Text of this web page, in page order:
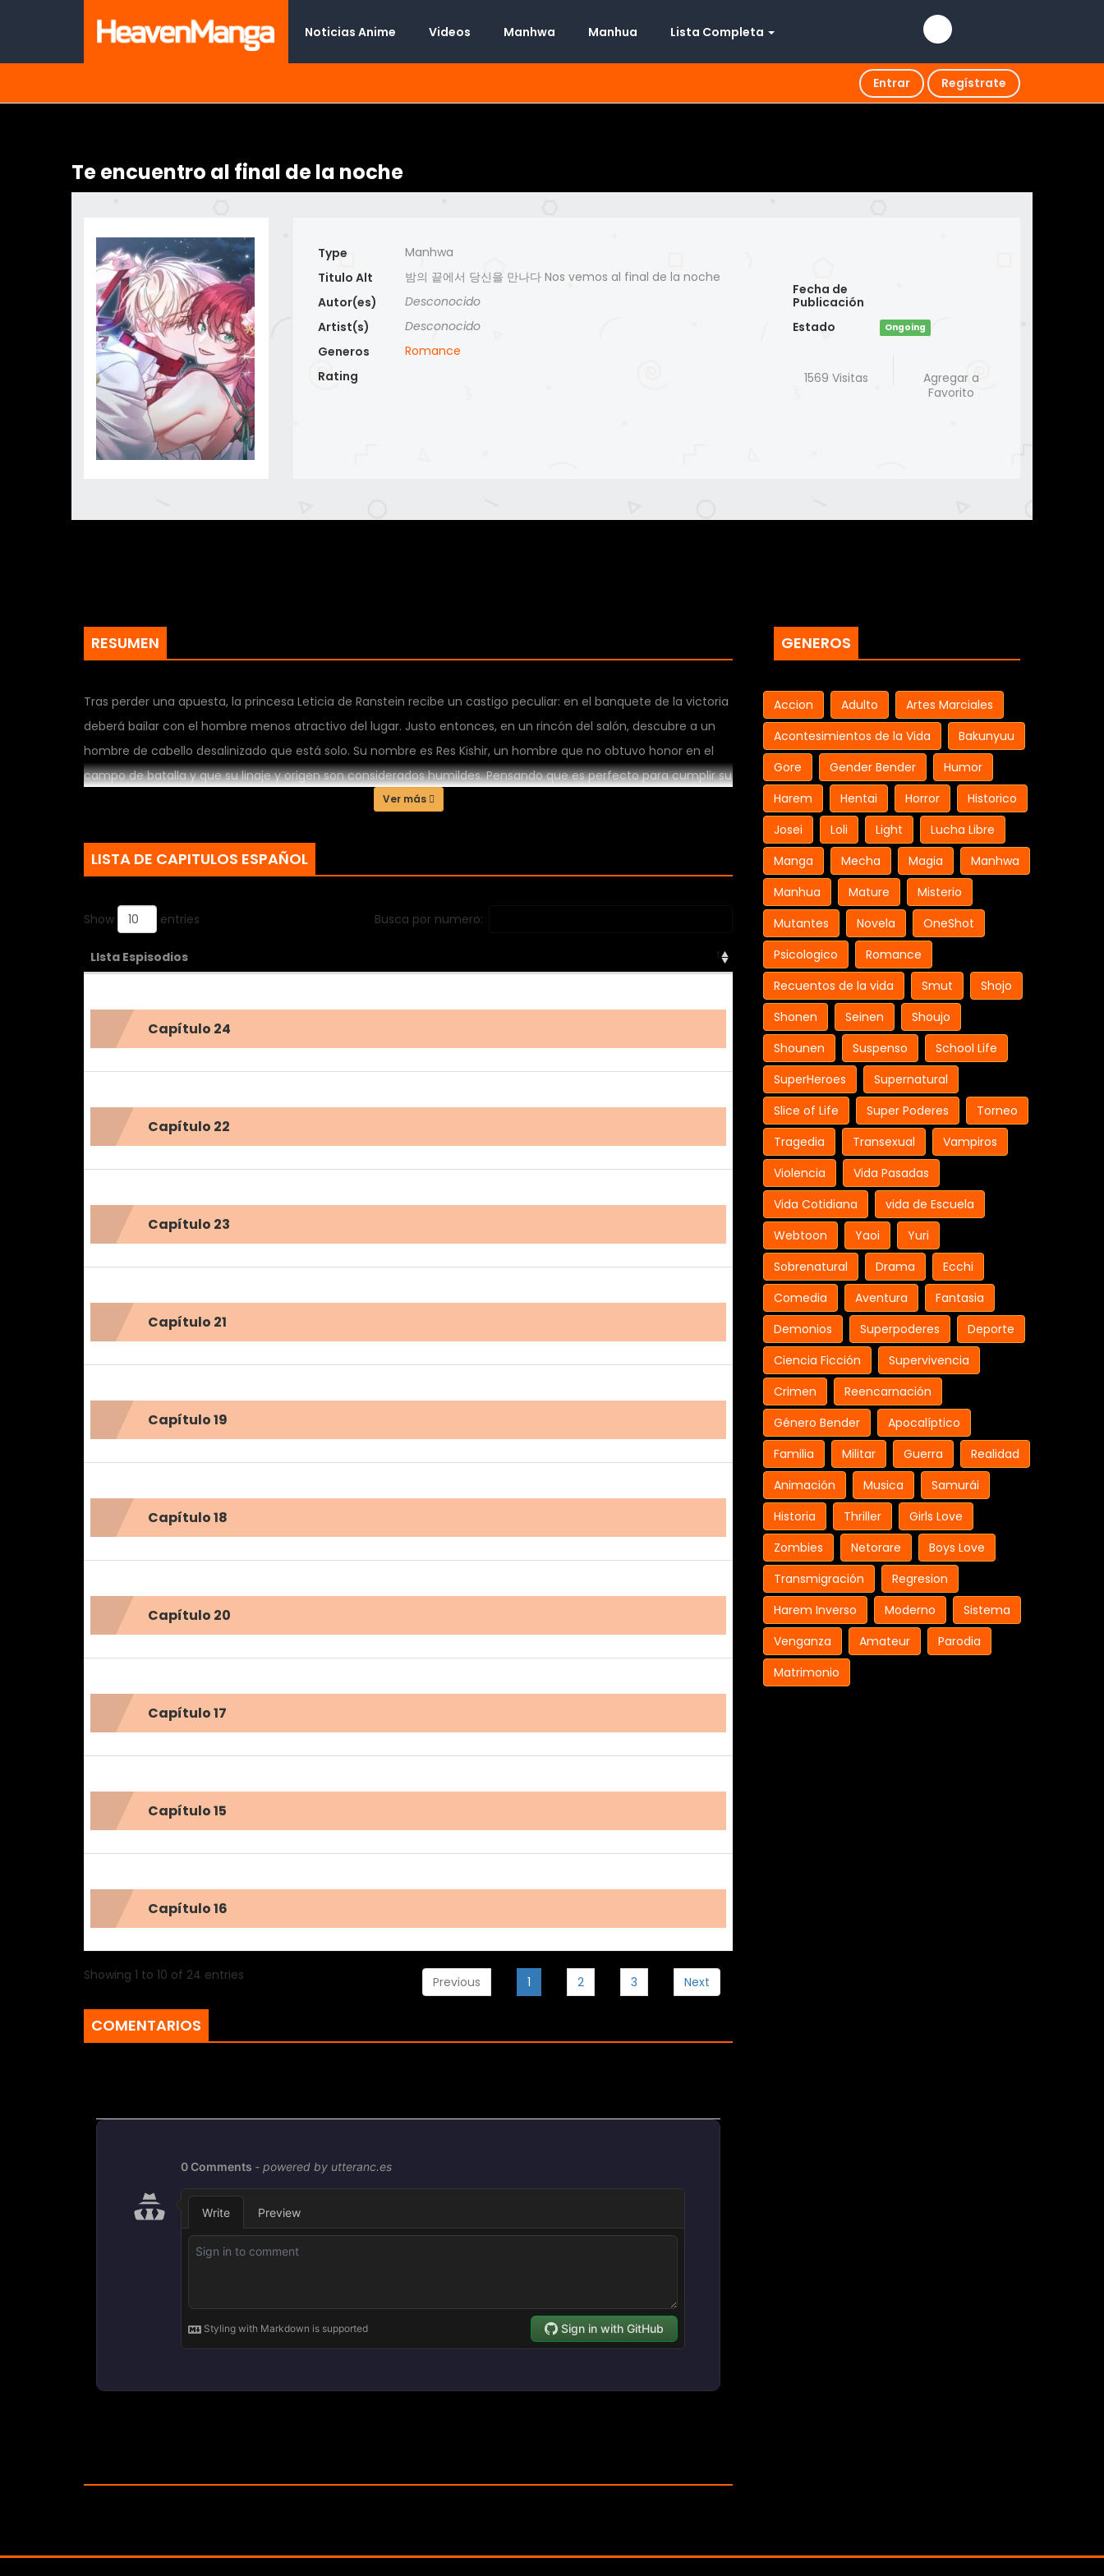
Noticias Anime Videos Manhwa Manhua Lista Completa
Entrar Regístrate
Te encuentro al final de la noche
Type
Manhwa
Titulo Alt
밤의 끝에서 당신을 만나다 Nos vemos al final de la noche
Autor(es)
Desconocido
Artist(s)
Desconocido
Generos
Romance
Rating
Fecha de
Publicación
Estado
Ongoing
1569 Visitas
Agregar a
Favorito
RESUMEN
Tras perder una apuesta, la princesa Leticia de Ranstein recibe un castigo peculiar: en el banquete de la victoria
deberá bailar con el hombre menos atractivo del lugar. Justo entonces, en un rincón del salón, descubre a un
hombre de cabello desalinizado que está solo. Su nombre es Res Kishir, un hombre que no obtuvo honor en el
campo de batalla y que su linaje y origen son considerados humildes. Pensando que es perfecto para cumplir su
castigo, Leticia lo invita a bailar, pero inesperadamente él la rechaza. Poco después, al verlo marcharse
termina cambiando su relación por completo. Aunque comparten una noche juntos, Res desaparece sin dejar
rastro. Decidida a no dejarlo escapar, Leticia toma la iniciativa. Pero cuanto más intenta acercarse, más difícil se
Ver más
LISTA DE CAPITULOS ESPAÑOL
Show entries Busca por numero:
LIsta Espisodios
Capítulo 24
Capítulo 22
Capítulo 23
Capítulo 21
Capítulo 19
Capítulo 18
Capítulo 20
Capítulo 17
Capítulo 15
Capítulo 16
Showing 1 to 10 of 24 entries Previous 1 2 3 Next
COMENTARIOS
GENEROS
Accion Adulto
Artes Marciales
Acontesimientos de la Vida
Bakunyuu
Gore
Gender Bender
Humor
Harem
Hentai Horror
Historico
Josei
Loli Light
Lucha Libre
Manga
Mecha Magia
Manhwa
Manhua
Mature
Misterio
Mutantes
Novela
OneShot
Psicologico
Romance
Recuentos de la vida
Smut
Shojo
Shonen
Seinen
Shoujo
Shounen
Suspenso
School Life
SuperHeroes
Supernatural
Slice of Life
Super Poderes
Torneo
Tragedia
Transexual
Vampiros
Violencia
Vida Pasadas
Vida Cotidiana
vida de Escuela
Webtoon
Yaoi
Yuri
Sobrenatural
Drama
Ecchi
Comedia
Aventura
Fantasia
Demonios
Superpoderes
Deporte
Ciencia Ficción
Supervivencia
Crimen
Reencarnación
Género Bender
Apocalíptico
Familia
Militar Guerra
Realidad
Animación
Musica
Samurái
Historia
Thriller
Girls Love
Zombies
Netorare
Boys Love
Transmigración
Regresion
Harem Inverso
Moderno
Sistema
Venganza
Amateur
Parodia
Matrimonio